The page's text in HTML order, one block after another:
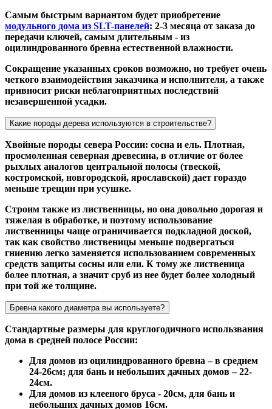
Самым быстрым вариантом будет приобретение
модульного дома из SLT-панелей: 2-3 месяца от заказа до
передачи ключей, самым длительным - из
оцилиндрованного бревна естественной влажности.
Сокращение указанных сроков возможно, но требует очень
четкого взаимодействия заказчика и исполнителя, а также
привносит риски неблагоприятных последствий
незавершенной усадки.
Какие породы дерева используются в строительстве?
Хвойные породы севера России: сосна и ель. Плотная,
просмоленная северная древесина, в отличие от более
рыхлых аналогов центральной полосы (твеской,
костромской, новгородской, ярославской) дает гораздо
меньше трещин при усушке.
Строим также из лиственницы, но она довольно дорогая и
тяжелая в обработке, и поэтому использование
лиственницы чаще ограничивается подкладной доской,
так как свойство лиственицы меньше подвергаться
гниению легко заменяется использованием современных
средств защиты сосны или ели. К тому же лиственица
более плотная, а значит сруб из нее будет более холодный
при той же толщине.
Бревна какого диаметра вы используете?
Стандартные размеры для круглогодичного использвания
дома в средней полосе России:
Для домов из оцилиндрованного бревна – в среднем
24-26см; для бань и небольших дачных домов – 22-
24см.
Для домов из клееного бруса - 20см, для бань и
небольших дачных домов 16см.